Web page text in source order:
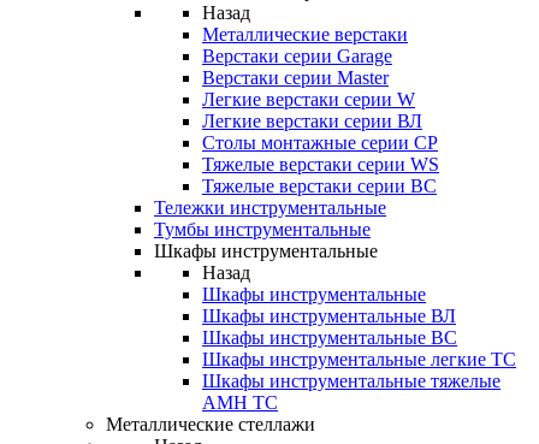
Назад
Металлические верстаки
Верстаки серии Garage
Верстаки серии Master
Легкие верстаки серии W
Легкие верстаки серии ВЛ
Столы монтажные серии СР
Тяжелые верстаки серии WS
Тяжелые верстаки серии ВС
Тележки инструментальные
Тумбы инструментальные
Шкафы инструментальные
Назад
Шкафы инструментальные
Шкафы инструментальные ВЛ
Шкафы инструментальные ВС
Шкафы инструментальные легкие ТС
Шкафы инструментальные тяжелые
AMH TC
Металлические стеллажи